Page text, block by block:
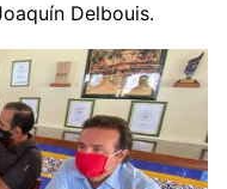
Delbouis.